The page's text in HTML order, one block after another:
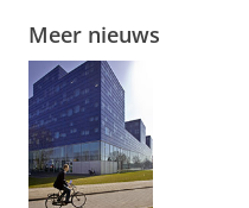
Meer nieuws